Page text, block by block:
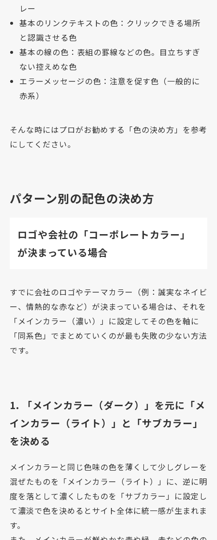
レー
基本のリンクテキストの色：クリックできる場所
と認識させる色
基本の線の色：表組の罫線などの色。目立ちすぎ
ない控えめな色
エラーメッセージの色：注意を促す色（一般的に
赤系）
そんな時にはプロがお勧めする「色の決め方」を参考
にしてください。
パターン別の配色の決め方
ロゴや会社の「コーポレートカラー」
が決まっている場合
すでに会社のロゴやテーマカラー（例：誠実なネイビ
ー、情熱的な赤など）が決まっている場合は、それを
「メインカラー（濃い）」に設定してその色を軸に
「同系色」でまとめていくのが最も失敗の少ない方法
です。
1. 「メインカラー（ダーク）」を元に「メ
インカラー（ライト）」と「サブカラー」
を決める
メインカラーと同じ色味の色を薄くして少しグレーを
混ぜたものを「メインカラー（ライト）」に、逆に明
度を落として濃くしたものを「サブカラー」に設定し
て濃淡で色を決めるとサイト全体に統一感が生まれま
す。